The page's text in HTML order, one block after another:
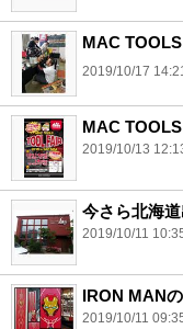
MAC
2019/10/17
MAC
2019/10/13
今さら北海
2019/10/11
IRON MANの
2019/10/11